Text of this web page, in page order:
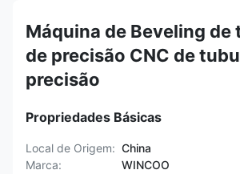
Máquina de Beveling de
de precisão CNC de
precisão
Propriedades Básicas
Local de Origem: China
Marca:
WINCOO